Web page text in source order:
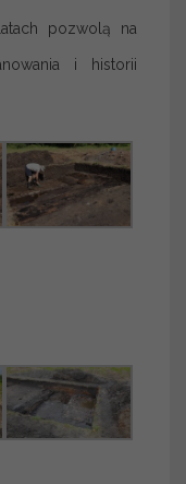
pozwolą na
i historii